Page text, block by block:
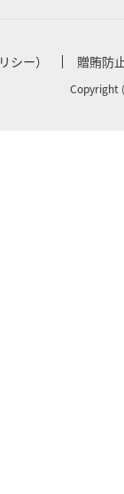
シー） 贈賄防
Copyright